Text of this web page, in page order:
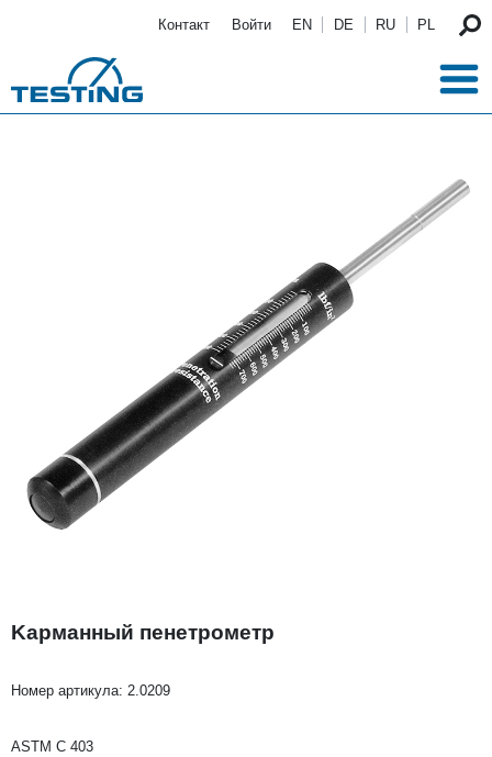
Контакт Войти EN DE RU PL
Kарманный пенетрометр
Номер артикула: 2.0209
АSТМ С 403